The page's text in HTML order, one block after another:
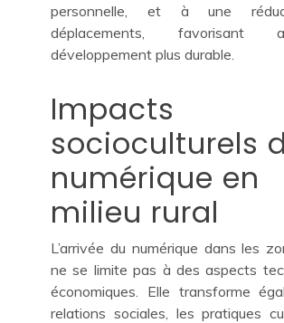
personnelle, et à une
déplacements, favorisant
développement plus durable.
Impacts
socioculturels
numérique en
milieu rural
L’arrivée du numérique dans les
ne se limite pas à des aspects
économiques. Elle transforme
relations sociales, les pratiques